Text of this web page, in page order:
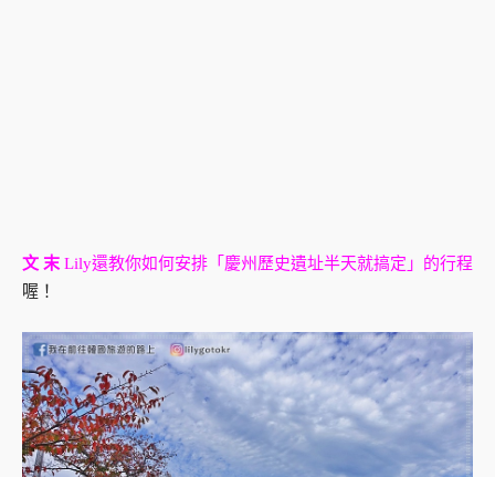
文 末Lily還教你如何安排「慶州歷史遺址半天就搞定」的行程
喔！